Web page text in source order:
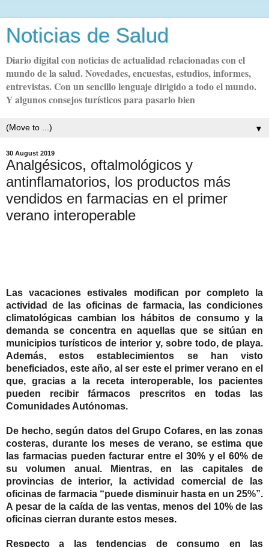
Noticias de Salud
Diario digital con noticias de actualidad relacionadas con el
mundo de la salud. Novedades, encuestas, estudios, informes,
entrevistas. Con un sencillo lenguaje dirigido a todo el mundo.
Y algunos consejos turísticos para pasarlo bien
▼
30 August 2019
Analgésicos, oftalmológicos y
antinflamatorios, los productos más
vendidos en farmacias en el primer
verano interoperable
Las vacaciones estivales modifican por completo la
actividad de las oficinas de farmacia, las condiciones
climatológicas cambian los hábitos de consumo y la
demanda se concentra en aquellas que se sitúan en
municipios turísticos de interior y, sobre todo, de playa.
Además, estos establecimientos se han visto
beneficiados, este año, al ser este el primer verano en el
que, gracias a la receta interoperable, los pacientes
pueden recibir fármacos prescritos en todas las
Comunidades Autónomas.
De hecho, según datos del Grupo Cofares, en las zonas
costeras, durante los meses de verano, se estima que
las farmacias pueden facturar entre el 30% y el 60% de
su volumen anual. Mientras, en las capitales de
provincias de interior, la actividad comercial de las
oficinas de farmacia “puede disminuir hasta en un 25%”.
A pesar de la caída de las ventas, menos del 10% de las
oficinas cierran durante estos meses.
Respecto a las tendencias de consumo en las